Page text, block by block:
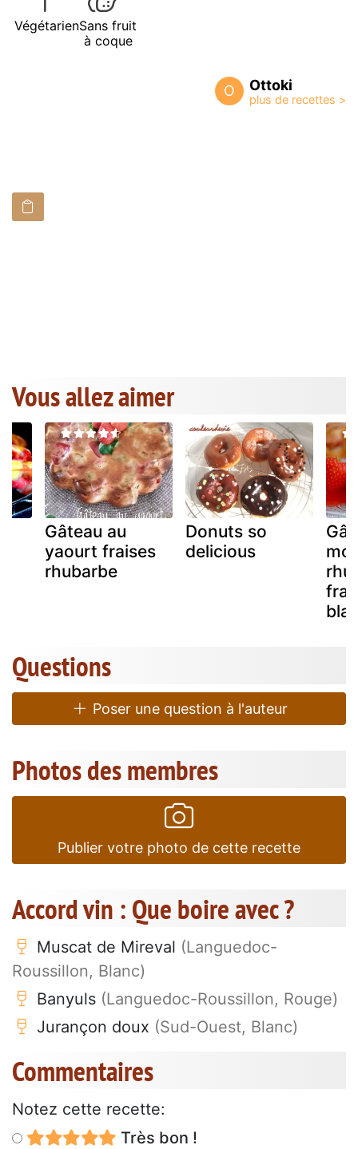
VégétarienSans fruit
à coque
O Ottoki
Vous allez aimer
Gâteau au
yaourt fraises
rhubarbe
Donuts so
delicious
Questions
Poser une question à l'auteur
Photos des membres
Publier votre photo de cette recette
Accord vin : Que boire avec ?
Muscat de Mireval (Languedoc-
Roussillon, Blanc)
Banyuls (Languedoc-Roussillon, Rouge)
Jurançon doux (Sud-Ouest, Blanc)
Commentaires
Notez cette recette:
Très bon !